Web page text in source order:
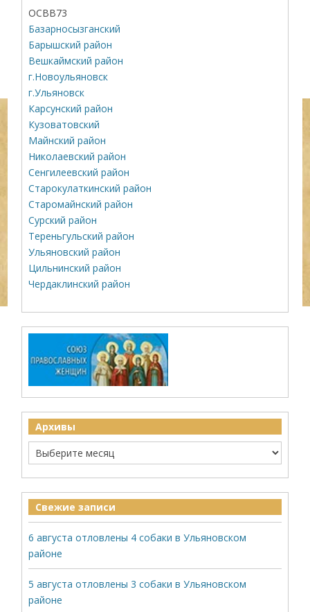
ОСВВ73
Базарносызганский
Барышский район
Вешкаймский район
г.Новоульяновск
г.Ульяновск
Карсунский район
Кузоватовский
Майнский район
Николаевский район
Сенгилеевский район
Старокулаткинский район
Старомайнский район
Сурский район
Тереньгульский район
Ульяновский район
Цильнинский район
Чердаклинский район
Архивы
Свежие записи
6 августа отловлены 4 собаки в Ульяновском
районе
5 августа отловлены 3 собаки в Ульяновском
районе